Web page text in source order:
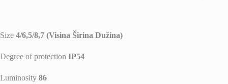
Size 4/6,5/8,7 (Visina Širina Dužina)
Degree of protection IP54
Luminosity 86